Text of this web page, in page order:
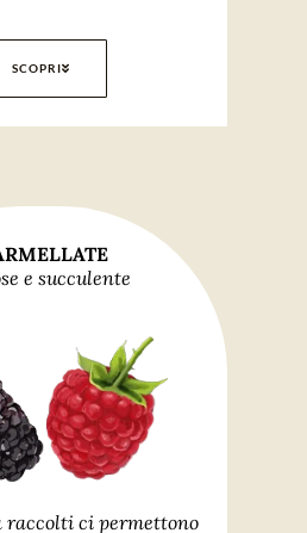
SCOPRI
e succulente
raccolti ci permettono